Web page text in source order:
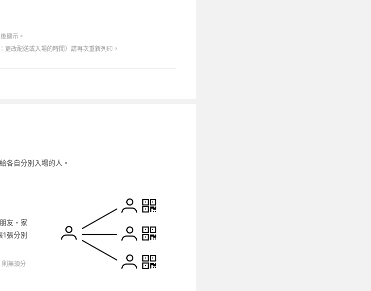
顯示。
更改配送或入場的時間）請再次重新列印。
各自分別入場的人。
友・家
1張分別
則無須分